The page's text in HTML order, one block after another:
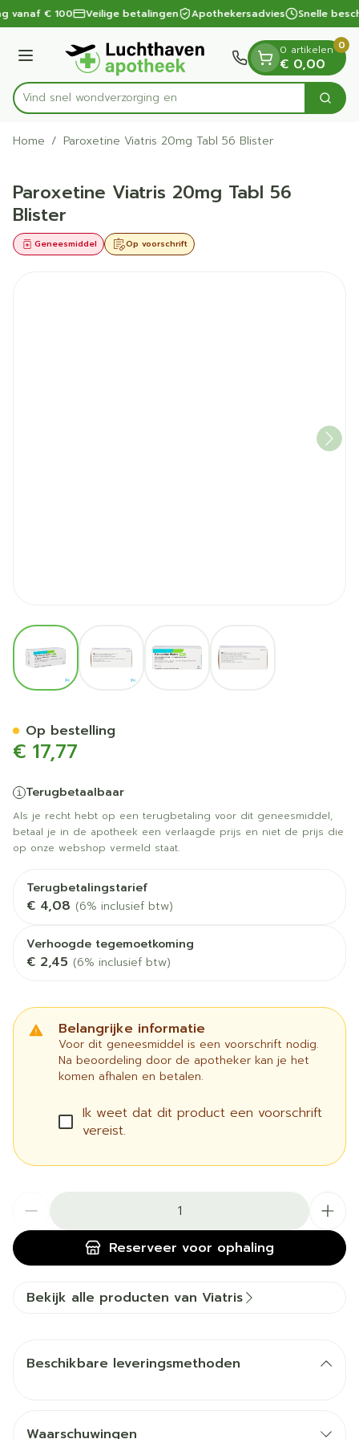
Ga naar de inhoud
1 van 1
vanaf € 100 Veilige betalingen Apothekersadvies Snelle
Menu
Product, merk, categorie...
Vind snel wondver Zoek
0 artikelen
€ 0,00
0
Home / Paroxetine Viatris 20mg Tabl 56 Blister
Paroxetine Viatris 20mg Tabl 56
Blister
Op voorschrift
Geneesmiddel
View larger image
€ 17,77
Terugbetaalbaar
Als je recht hebt op een terugbetaling voor dit geneesmiddel,
betaal je in de apotheek een verlaagde prijs en niet de prijs die
op onze webshop vermeld staat.
Terugbetalingstarief
€ 4,08 (6% inclusief btw)
Verhoogde tegemoetkoming
€ 2,45 (6% inclusief btw)
Belangrijke informatie
Voor dit geneesmiddel is een voorschrift nodig.
Na beoordeling door de apotheker kan je het
komen afhalen en betalen.
Ik weet dat dit product een voorschrift
vereist.
Reserveer voor ophaling
Op bestelling
Bekijk alle producten van Viatris
Beschikbare leveringsmethoden
Waarschuwingen